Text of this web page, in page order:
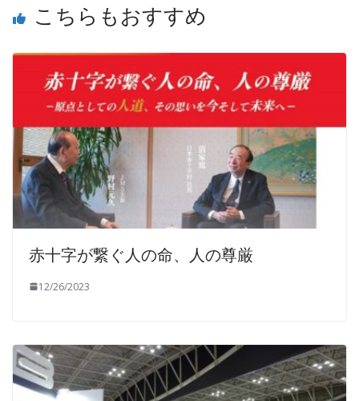
こちらもおすすめ
赤十字が繋ぐ人の命、人の尊厳
12/26/2023